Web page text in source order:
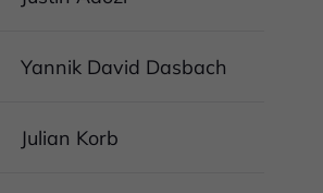
Yannik David Dasbach
Julian Korb